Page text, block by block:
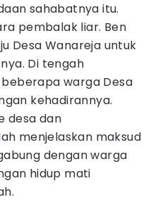
sahabatnya itu.
pembalak liar. Ben
Desa Wanareja untuk
Di tengah
warga Desa
kehadirannya.
desa dan
menjelaskan maksud
dengan warga
hidup mati